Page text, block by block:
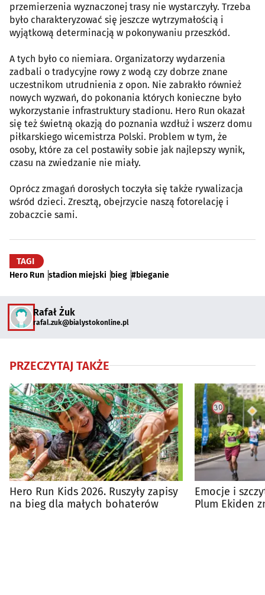
przemierzenia wyznaczonej trasy nie wystarczyły. Trzeba
było charakteryzować się jeszcze wytrzymałością i
wyjątkową determinacją w pokonywaniu przeszkód.
A tych było co niemiara. Organizatorzy wydarzenia
zadbali o tradycyjne rowy z wodą czy dobrze znane
uczestnikom utrudnienia z opon. Nie zabrakło również
nowych wyzwań, do pokonania których konieczne było
wykorzystanie infrastruktury stadionu. Hero Run okazał
się też świetną okazją do poznania wzdłuż i wszerz domu
piłkarskiego wicemistrza Polski. Problem w tym, że
osoby, które za cel postawiły sobie jak najlepszy wynik,
czasu na zwiedzanie nie miały.
Oprócz zmagań dorosłych toczyła się także rywalizacja
wśród dzieci. Zresztą, obejrzycie naszą fotorelację i
zobaczcie sami.
TAGI
Hero Run stadion miejski bieg #bieganie
Rafał Żuk
rafal.zuk@bialystokonline.pl
PRZECZYTAJ TAKŻE
Hero Run Kids 2026. Ruszyły zapisy
na bieg dla małych bohaterów
Emocje i
Plum Ekiden